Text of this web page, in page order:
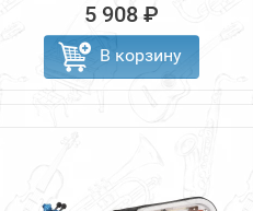
5 908 ₽
В корзину